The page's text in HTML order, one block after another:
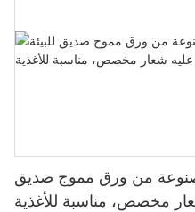
من ورق مموج صديق
مخصص، مناسبة للأغذية